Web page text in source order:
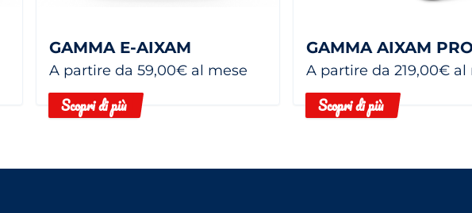
GAMMA E-AIXAM
A partire da 59,00€ al mese
Scopri di più
GAMMA AIXAM PRO
A partire da 219,00€ al
Scopri di più